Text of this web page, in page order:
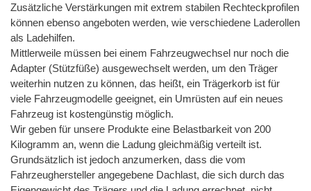
Zusätzliche Verstärkungen mit extrem stabilen Rechteckprofilen
können ebenso angeboten werden, wie verschiedene Laderollen
als Ladehilfen.
Mittlerweile müssen bei einem Fahrzeugwechsel nur noch die
Adapter (Stützfüße) ausgewechselt werden, um den Träger
weiterhin nutzen zu können, das heißt, ein Trägerkorb ist für
viele Fahrzeugmodelle geeignet, ein Umrüsten auf ein neues
Fahrzeug ist kostengünstig möglich.
Wir geben für unsere Produkte eine Belastbarkeit von 200
Kilogramm an, wenn die Ladung gleichmäßig verteilt ist.
Grundsätzlich ist jedoch anzumerken, dass die vom
Fahrzeughersteller angegebene Dachlast, die sich durch das